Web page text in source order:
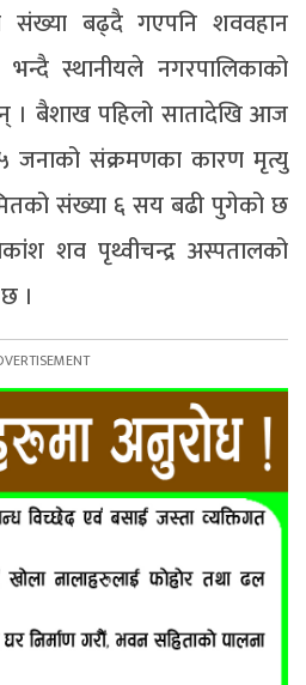
संख्या बढ्दै गएपनि शववहान
स्थानीयले नगरपालिकाको
। बैशाख पहिलो सातादेखि आज
जनाको संक्रमणका कारण मृत्यु
संख्या ६ सय बढी पुगेको छ
शव पृथ्वीचन्द्र अस्पतालको
।